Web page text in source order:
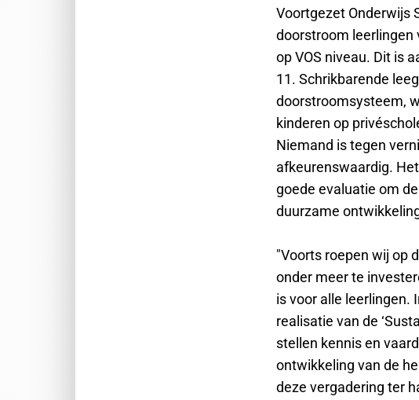
Voortgezet Onderwijs
doorstroom leerlingen
op VOS niveau. Dit is
11. Schrikbarende
doorstroomsysteem,
kinderen op
Niemand is tegen
afkeurenswaardig.
goede evaluatie om
duurzame
"Voorts roepen wij op
onder meer te
is voor alle leerlingen.
realisatie van de
stellen kennis en
ontwikkeling van de
deze vergadering ter